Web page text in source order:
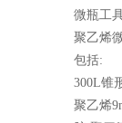
微瓶工
聚乙烯
包括:
300L锥
聚乙烯